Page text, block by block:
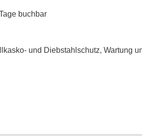
buchbar
und Diebstahlschutz, Wartung